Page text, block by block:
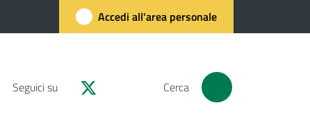
Accedi all'area personale
Seguici su Cerca